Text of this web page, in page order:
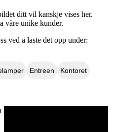
ditt vil kanskje vises her.
våre unike kunder.
ved å laste det opp under:
Entreen Kontoret